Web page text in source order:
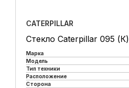
CATERPILLAR
Стекло Caterpillar 095 (К)
Марка
Модель
Тип техники
Расположение
Сторона